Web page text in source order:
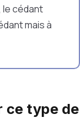
le cédant
mais à
ce type de